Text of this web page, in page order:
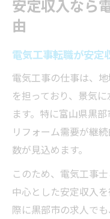
安定収入なら
由
電気工事転職が安定
電気工事の仕事は、
を担っており、景気
ます。特に富山県黒
リフォーム需要が継
数が見込めます。
このため、電気工事
中心とした安定収入
際に黒部市の求人で